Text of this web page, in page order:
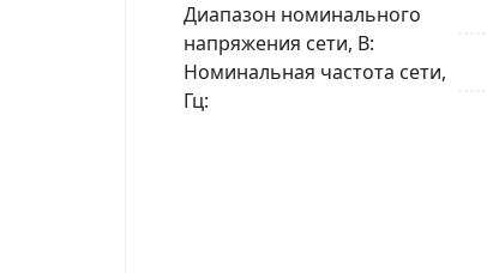
Диапазон номинального
напряжения сети, В
Номинальная частота сети,
Гц